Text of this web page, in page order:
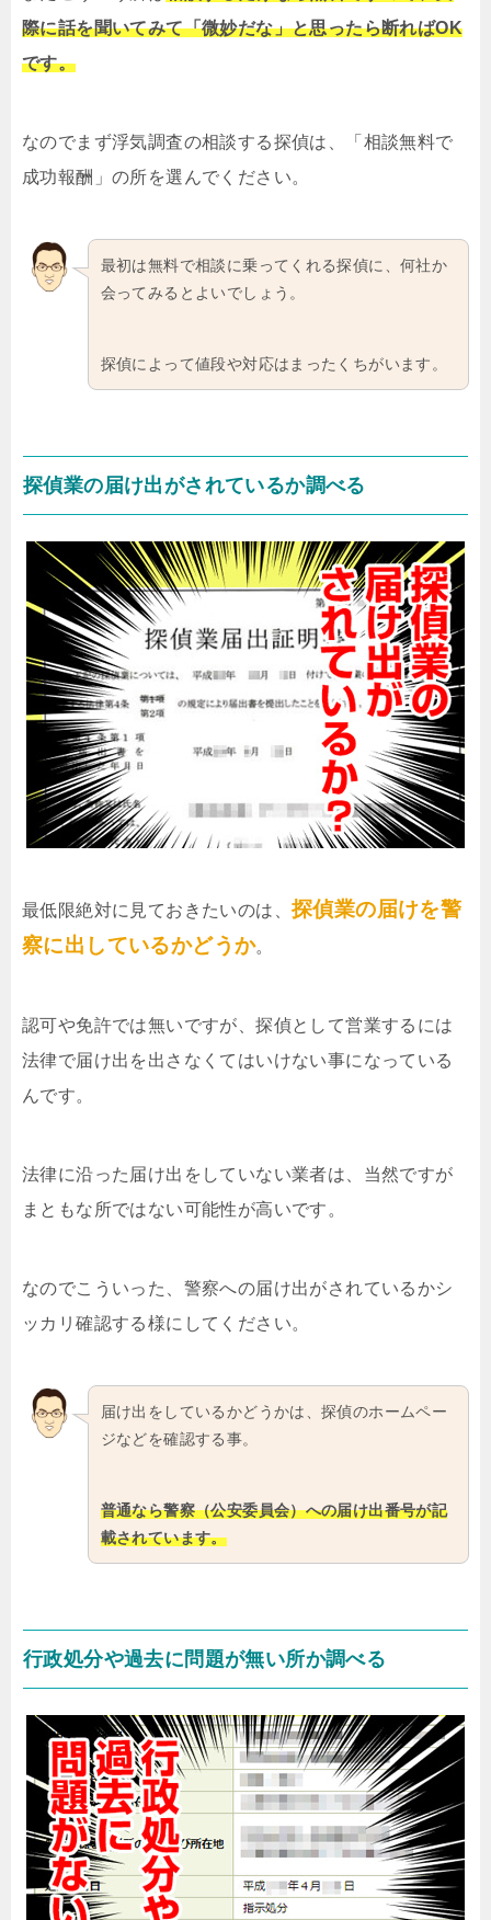
際に話を聞いてみて「微妙だな」と思ったら断ればOK
です。
なのでまず浮気調査の相談する探偵は、「相談無料で
成功報酬」の所を選んでください。
最初は無料で相談に乗ってくれる探偵に、何社か
会ってみるとよいでしょう。
探偵によって値段や対応はまったくちがいます。
探偵業の届け出がされているか調べる
最低限絶対に見ておきたいのは、 探偵業の届けを警
察に出しているかどうか。
認可や免許では無いですが、探偵として営業するには
法律で届け出を出さなくてはいけない事になっている
んです。
法律に沿った届け出をしていない業者は、当然ですが
まともな所ではない可能性が高いです。
なのでこういった、警察への届け出がされているかシ
ッカリ確認する様にしてください。
届け出をしているかどうかは、探偵のホームペー
ジなどを確認する事。
普通なら警察（公安委員会）への届け出番号が記
載されています。
行政処分や過去に問題が無い所か調べる